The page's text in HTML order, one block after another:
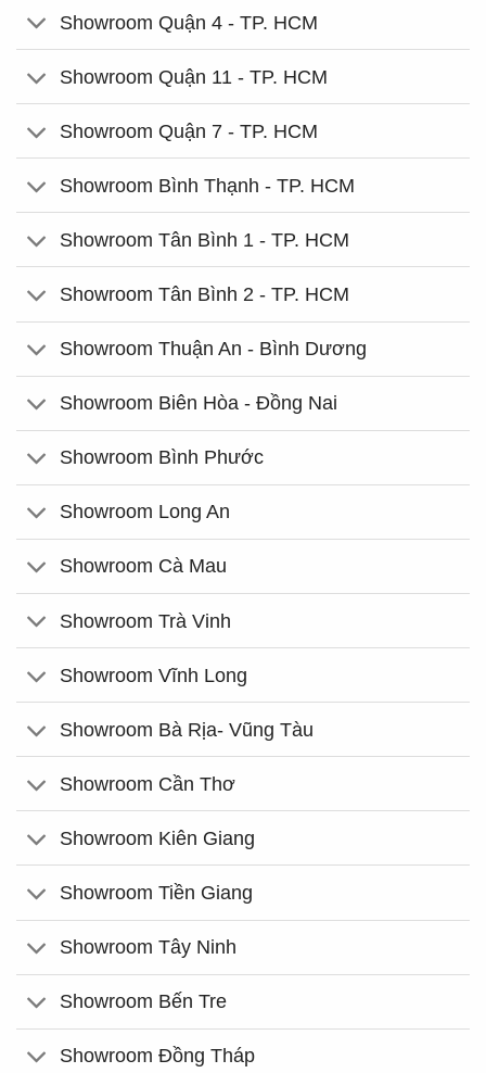
Showroom Quận 4 - TP. HCM
Showroom Quận 11 - TP. HCM
Showroom Quận 7 - TP. HCM
Showroom Bình Thạnh - TP. HCM
Showroom Tân Bình 1 - TP. HCM
Showroom Tân Bình 2 - TP. HCM
Showroom Thuận An - Bình Dương
Showroom Biên Hòa - Đồng Nai
Showroom Bình Phước
Showroom Long An
Showroom Cà Mau
Showroom Trà Vinh
Showroom Vĩnh Long
Showroom Bà Rịa- Vũng Tàu
Showroom Cần Thơ
Showroom Kiên Giang
Showroom Tiền Giang
Showroom Tây Ninh
Showroom Bến Tre
Showroom Đồng Tháp